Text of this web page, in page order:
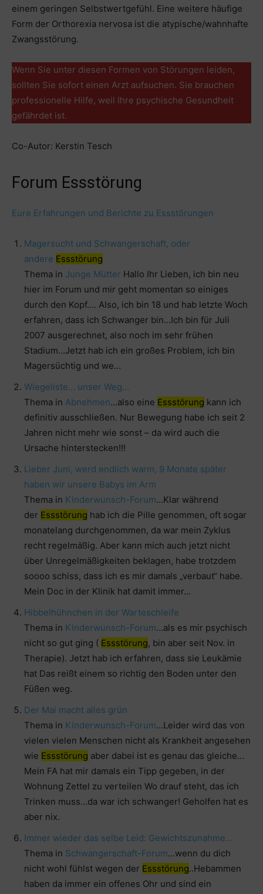
einem geringen Selbstwertgefühl. Eine weitere häufige
Form der Orthorexia nervosa ist die atypische/wahnhafte
Zwangsstörung.
Wenn Sie unter diesen Formen von Störungen leiden,
sollten Sie sofort einen Arzt aufsuchen. Sie brauchen
professionelle Hilfe, weil Ihre psychische Gesundheit
gefährdet ist.
Co-Autor: Kerstin Tesch
Forum Essstörung
Eure Erfahrungen und Berichte zu Essstörungen
Magersucht und Schwangerschaft, oder
andere Essstörung
Thema in Junge Mütter Hallo Ihr Lieben, ich bin neu
hier im Forum und mir geht momentan so einiges
durch den Kopf…. Also, ich bin 18 und hab letzte Woch
erfahren, dass ich Schwanger bin…Ich bin für Juli
2007 ausgerechnet, also noch im sehr frühen
Stadium…Jetzt hab ich ein großes Problem, ich bin
Magersüchtig und we…
Wiegeliste… unser Weg…
Thema in Abnehmen…also eine Essstörung kann ich
definitiv ausschließen. Nur Bewegung habe ich seit 2
Jahren nicht mehr wie sonst – da wird auch die
Ursache hinterstecken!!!
Lieber Juni, werd endlich warm, 9 Monate später
haben wir unsere Babys im Arm
Thema in Kinderwunsch-Forum…Klar während
der Essstörung hab ich die Pille genommen, oft sogar
monatelang durchgenommen, da war mein Zyklus
recht regelmäßig. Aber kann mich auch jetzt nicht
über Unregelmäßigkeiten beklagen, habe trotzdem
soooo schiss, dass ich es mir damals „verbaut“ habe.
Mein Doc in der Klinik hat damit immer…
Hibbelhühnchen in der Warteschleife
Thema in Kinderwunsch-Forum…als es mir psychisch
nicht so gut ging ( Essstörung, bin aber seit Nov. in
Therapie). Jetzt hab ich erfahren, dass sie Leukämie
hat Das reißt einem so richtig den Boden unter den
Füßen weg.
Der Mai macht alles grün
Thema in Kinderwunsch-Forum…Leider wird das von
vielen vielen Menschen nicht als Krankheit angesehen
wie Essstörung aber dabei ist es genau das gleiche…
Mein FA hat mir damals ein Tipp gegeben, in der
Wohnung Zettel zu verteilen Wo drauf steht, das ich
Trinken muss…da war ich schwanger! Geholfen hat es
aber nix.
Immer wieder das selbe Leid: Gewichtszunahme…
Thema in Schwangerschaft-Forum…wenn du dich
nicht wohl fühlst wegen der Essstörung..Hebammen
haben da immer ein offenes Ohr und sind ein